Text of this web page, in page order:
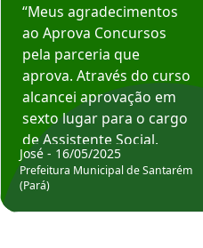
“Meus agradecimentos
ao Aprova Concursos
pela parceria que
aprova. Através do curso
alcancei aprovação em
sexto lugar para o cargo
de Assistente Social.
Hoje estou atuando na
Prefeitura de Santarém.
José - 16/05/2025
Prefeitura Municipal de Santarém
(Pará)